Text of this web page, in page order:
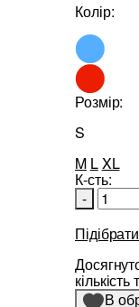
Колір:
Розмір:
S
M LXL
К-сть:
-
кількість
В